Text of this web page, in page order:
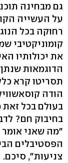
גם מבחינה
על העשייה
רחוקה בכל
קומוניקטיבי
את יכולותיו
הדוגמאות
תסריטו קרא
הודה
בעולם בכל
בחיבוק חם?
"מה שאני אומר
הפסטיבלים
צניעות", סיכם.